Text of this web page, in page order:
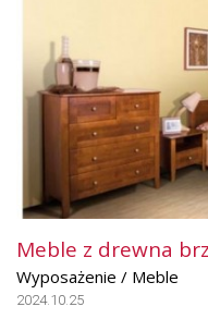
Meble z drewna
Wyposażenie / Meble
2024.10.25